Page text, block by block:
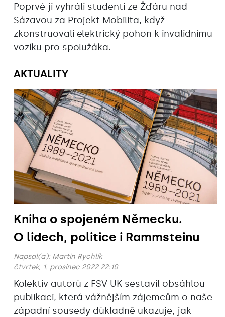
Poprvé ji vyhráli studenti ze Žďáru nad
Sázavou za Projekt Mobilita, když
zkonstruovali elektrický pohon k invalidnímu
vozíku pro spolužáka.
AKTUALITY
Kniha o spojeném Německu.
O lidech, politice i Rammsteinu
Napsal(a): Martin Rychlík
čtvrtek, 1. prosinec 2022 22:10
Kolektiv autorů z FSV UK sestavil obsáhlou
publikaci, která vážnějším zájemcům o naše
západní sousedy důkladně ukazuje, jak